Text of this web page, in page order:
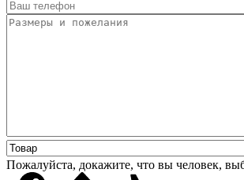
Пожалуйста, докажите, что вы человек,